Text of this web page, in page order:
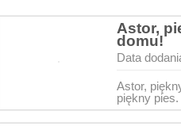
Astor,
domu!
Data
Astor,
piękny